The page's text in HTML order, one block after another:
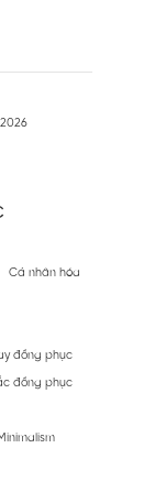
Cá nhân hóa
đồng phục
đồng phục